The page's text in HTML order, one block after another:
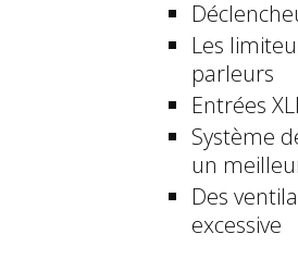
Les
parleurs
Entrées
Système
un
Des
excessive